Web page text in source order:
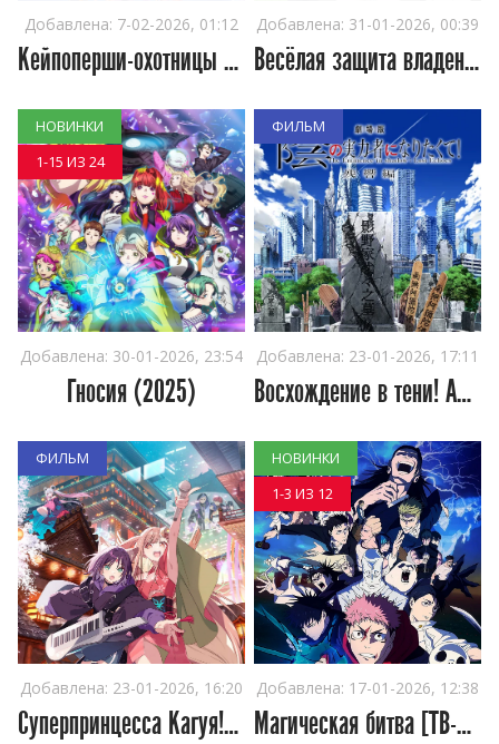
Добавлена: 7-02-2026, 01:12
Кейпоперши-охотницы на демонов
Добавлена: 31-01-2026, 00:39
Весёлая защита владений беспечного лорда: Превращение безымянной деревни в
НОВИНКИ
1-15 ИЗ 24
Добавлена: 30-01-2026, 23:54
Гносия (2025)
ФИЛЬМ
Добавлена: 23-01-2026, 17:11
Восхождение в тени! Арка отголосков прошлого
ФИЛЬМ
Добавлена: 23-01-2026, 16:20
Суперпринцесса Кагуя! (2026)
НОВИНКИ
1-3 ИЗ 12
Добавлена: 17-01-2026, 12:38
Магическая битва [ТВ-3] (2026)